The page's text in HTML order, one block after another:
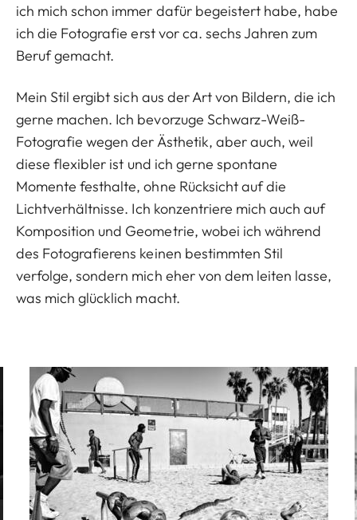
ich mich schon immer dafür begeistert habe, habe
ich die Fotografie erst vor ca. sechs Jahren zum
Beruf gemacht.
Mein Stil ergibt sich aus der Art von Bildern, die ich
gerne machen. Ich bevorzuge Schwarz-Weiß-
Fotografie wegen der Ästhetik, aber auch, weil
diese flexibler ist und ich gerne spontane
Momente festhalte, ohne Rücksicht auf die
Lichtverhältnisse. Ich konzentriere mich auch auf
Komposition und Geometrie, wobei ich während
des Fotografierens keinen bestimmten Stil
verfolge, sondern mich eher von dem leiten lasse,
was mich glücklich macht.